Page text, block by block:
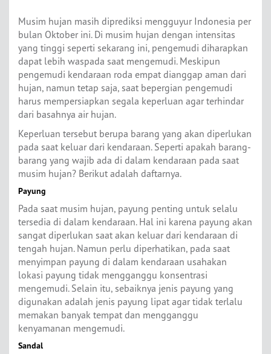
Musim hujan masih diprediksi mengguyur Indonesia per
bulan Oktober ini. Di musim hujan dengan intensitas
yang tinggi seperti sekarang ini, pengemudi diharapkan
dapat lebih waspada saat mengemudi. Meskipun
pengemudi kendaraan roda empat dianggap aman dari
hujan, namun tetap saja, saat bepergian pengemudi
harus mempersiapkan segala keperluan agar terhindar
dari basahnya air hujan.
Keperluan tersebut berupa barang yang akan diperlukan
pada saat keluar dari kendaraan. Seperti apakah barang-
barang yang wajib ada di dalam kendaraan pada saat
musim hujan? Berikut adalah daftarnya.
Payung
Pada saat musim hujan, payung penting untuk selalu
tersedia di dalam kendaraan. Hal ini karena payung akan
sangat diperlukan saat akan keluar dari kendaraan di
tengah hujan. Namun perlu diperhatikan, pada saat
menyimpan payung di dalam kendaraan usahakan
lokasi payung tidak mengganggu konsentrasi
mengemudi. Selain itu, sebaiknya jenis payung yang
digunakan adalah jenis payung lipat agar tidak terlalu
memakan banyak tempat dan mengganggu
kenyamanan mengemudi.
Sandal